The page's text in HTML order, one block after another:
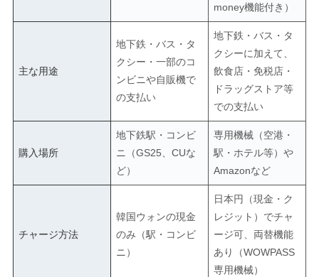
money機能付き）
主な用途
地下鉄・バス・タ
クシー・一部のコ
ンビニや自販機で
の支払い
地下鉄・バス・タ
クシーに加えて、
飲食店・免税店・
ドラッグストア等
での支払い
購入場所
地下鉄駅・コンビ
ニ（GS25、CUな
ど）
専用機械（空港・
駅・ホテル等）や
Amazonなど
チャージ方法
韓国ウォンの現金
のみ（駅・コンビ
ニ）
日本円（現金・ク
レジット）でチャ
ージ可、両替機能
あり（WOWPASS
専用機械）